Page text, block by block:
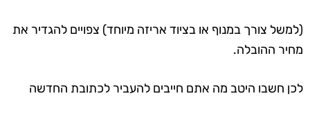
(למשל צורך במנוף או בציוד אריזה מיוחד) צפויים להגדיר את
מחיר ההובלה.
לכן חשבו היטב מה אתם חייבים להעביר לכתובת החדשה